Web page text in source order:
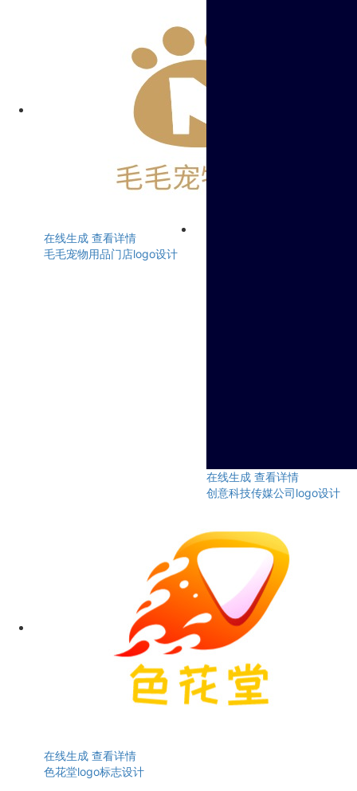
在线生成 查看详情
毛毛宠物用品门店logo设计
在线生成 查看详情
创意科技传媒公司logo设计
在线生成 查看详情
色花堂logo标志设计